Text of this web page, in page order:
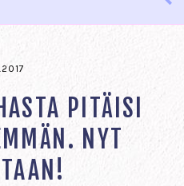
PITÄISI
NYT